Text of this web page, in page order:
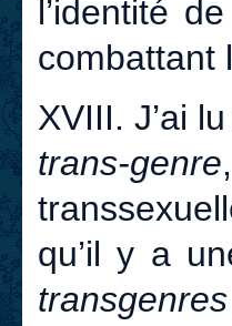
l’identité de
combattant
XVIII. J’ai
trans-genre
qu’il y a